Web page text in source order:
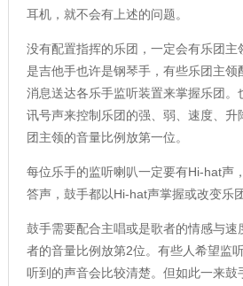
耳机，就不会有上述的问题。
没有配置指挥的乐团，一定会有乐团
是吉他手也许是钢琴手，有些乐团主领
消息送达各乐手监听装置来掌握乐团。
讯号声来控制乐团的强、弱、速度、升
团主领的音量比例放第一位。
每位乐手的监听喇叭一定要有Hi-hat声
答声，鼓手都以Hi-hat声掌握或改变乐
鼓手需要配合主唱或是歌者的情感与速
者的音量比例放第2位。有些人希望监
听到的声音会比较清楚。但如此一来鼓